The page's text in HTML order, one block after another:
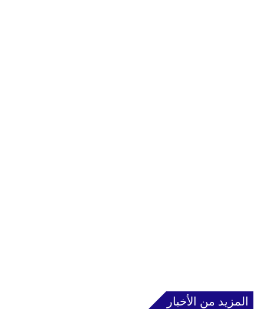
المزيد من الأخبار